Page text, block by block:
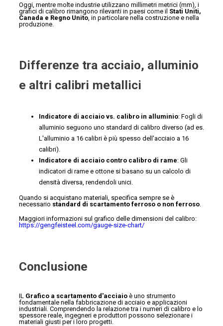
Oggi, mentre molte industrie utilizzano millimetri metrici (mm), i
grafici di calibro rimangono rilevanti in paesi come il Stati Uniti,
Canada e Regno Unito , in particolare nella costruzione e nella
produzione.
Differenze tra acciaio, alluminio
e altri calibri metallici
Indicatore di acciaio vs. calibro in alluminio: Fogli di
alluminio seguono uno standard di calibro diverso (ad es.
L'alluminio a 16 calibri è più spesso dell'acciaio a 16
calibri).
Indicatore di acciaio contro calibro di rame: Gli
indicatori di rame e ottone si basano su un calcolo di
densità diversa, rendendoli unici.
Quando si acquistano materiali, specifica sempre se è
necessario standard di scartamento ferroso o non ferroso.
Maggiori informazioni sul grafico delle dimensioni del calibro:
https://gengfeisteel.com/gauge-size-chart/
Conclusione
IL Grafico a scartamento d'acciaio è uno strumento
fondamentale nella fabbricazione di acciaio e applicazioni
industriali. Comprendendo la relazione tra i numeri di calibro e lo
spessore reale, ingegneri e produttori possono selezionare i
materiali giusti per i loro progetti.